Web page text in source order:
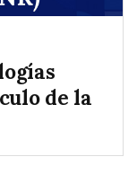
de la